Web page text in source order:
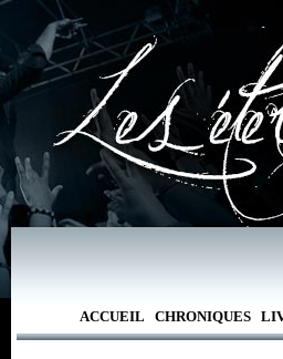
ACCUEIL CHRONIQUES